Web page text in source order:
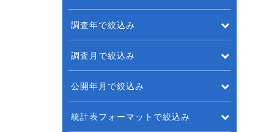
調査年で絞込み
調査月で絞込み
公開年月で絞込み
統計表フォーマットで絞込み